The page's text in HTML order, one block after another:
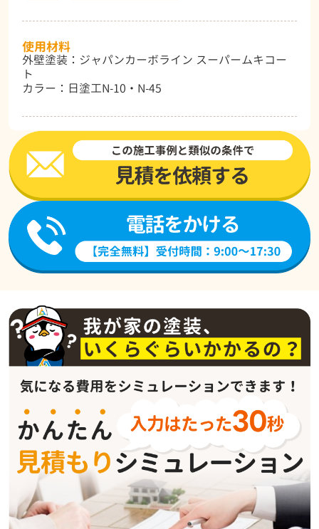
使用材料
外壁塗装：ジャパンカーボライン スーパームキコー
ト
カラー：日塗工N-10・N-45